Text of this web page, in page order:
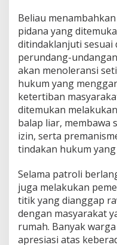
G
K
I
N
A
N
Beliau
pidana yang
ditindaklanjuti
perundang-
akan menoleransi
hukum yang
ketertiban
ditemukan
balap liar, membawa
izin, serta
tindakan hukum yang
Selama patroli
juga melakukan
titik yang dianggap
dengan masyarakat
rumah. Banyak
apresiasi atas